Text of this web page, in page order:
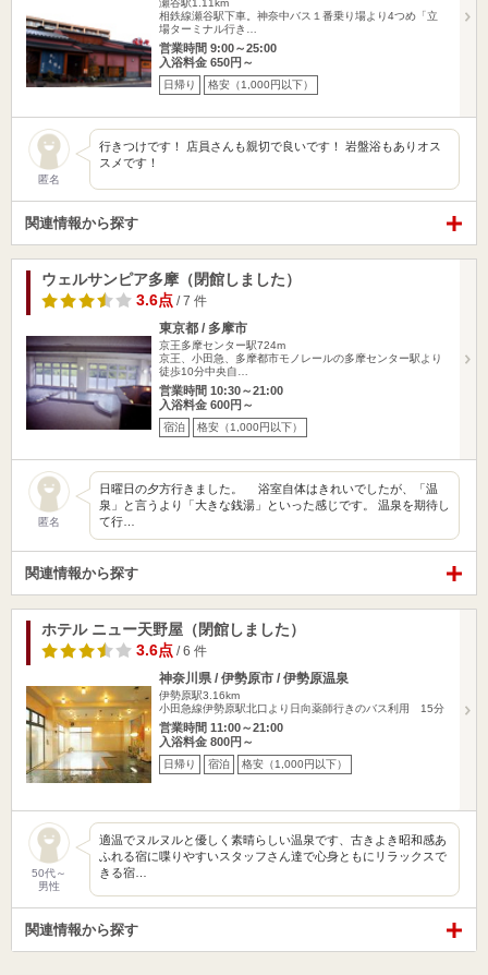
瀬谷駅1.11km
相鉄線瀬谷駅下車。神奈中バス１番乗り場より4つめ「立
場ターミナル行き…
営業時間 9:00～25:00
入浴料金 650円～
日帰り 格安（1,000円以下）
匿名
行きつけです！ 店員さんも親切で良いです！ 岩盤浴もありオス
スメです！
関連情報から探す
ウェルサンピア多摩（閉館しました）
3.6点 / 7 件
東京都 / 多摩市
京王多摩センター駅724m
京王、小田急、多摩都市モノレールの多摩センター駅より
徒歩10分中央自…
営業時間 10:30～21:00
入浴料金 600円～
宿泊 格安（1,000円以下）
匿名
日曜日の夕方行きました。 浴室自体はきれいでしたが、「温
泉」と言うより「大きな銭湯」といった感じです。 温泉を期待し
て行…
関連情報から探す
ホテル ニュー天野屋（閉館しました）
3.6点 / 6 件
神奈川県 / 伊勢原市 / 伊勢原温泉
伊勢原駅3.16km
小田急線伊勢原駅北口より日向薬師行きのバス利用 15分
営業時間 11:00～21:00
入浴料金 800円～
日帰り 宿泊 格安（1,000円以下）
50代～
男性
適温でヌルヌルと優しく素晴らしい温泉です、古きよき昭和感あ
ふれる宿に喋りやすいスタッフさん達で心身ともにリラックスで
きる宿…
関連情報から探す